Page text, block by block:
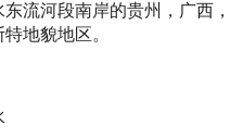
流河段南岸的贵州，广西
地貌地区。